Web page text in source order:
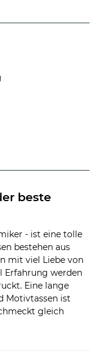
beste
- ist eine tolle
bestehen aus
mit viel Liebe von
Erfahrung werden
Eine lange
Motivtassen ist
gleich